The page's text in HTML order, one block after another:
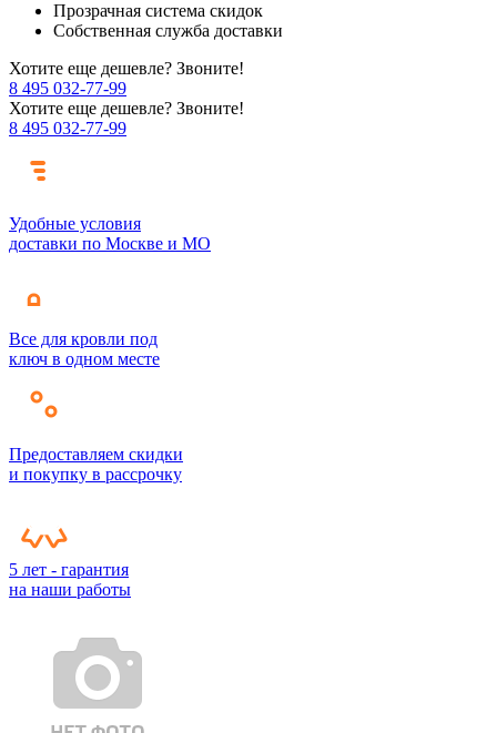
Прозрачная система скидок
Собственная служба доставки
Хотите еще дешевле? Звоните!
8 495 032-77-99
Хотите еще дешевле? Звоните!
8 495 032-77-99
Удобные условия
доставки по Москве и МО
Все для кровли под
ключ в одном месте
Предоставляем скидки
и покупку в рассрочку
5 лет - гарантия
на наши работы